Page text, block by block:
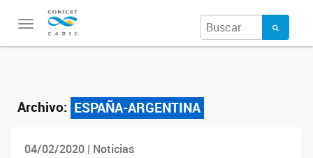
Toggle
Archivo: ESPAÑA-ARGENTINA
04/02/2020 | Noticias